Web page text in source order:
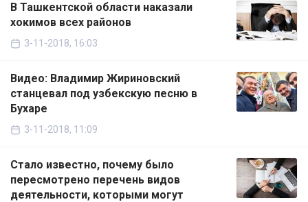
В Ташкентской области наказали
хокимов всех районов
3-11-2018, 16:03
Видео: Владимир Жириновский
станцевал под узбекскую песню в
Бухаре
3-11-2018, 11:09
Стало известно, почему было
пересмотрено перечень видов
деятельности, которыми могут